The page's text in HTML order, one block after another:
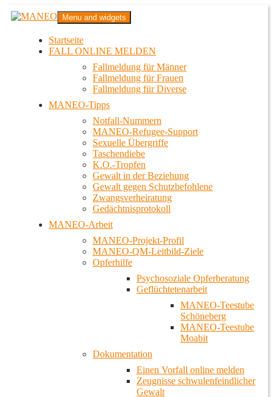
Zum
InhaltMANEO
Das schwule Anti-Gewalt-Projekt in Berlin
Menu and widgets
Startseite
FALL ONLINE MELDEN
Fallmeldung für Männer
Fallmeldung für Frauen
Fallmeldung für Diverse
MANEO-Tipps
Notfall-Nummern
MANEO-Refugee-Support
Sexuelle Übergriffe
Taschendiebe
K.O.-Tropfen
Gewalt in der Beziehung
Gewalt gegen Schutzbefohlene
Zwangsverheiratung
Gedächtnisprotokoll
MANEO-Arbeit
MANEO-Projekt-Profil
MANEO-QM-Leitbild-Ziele
Opferhilfe
Psychosoziale Opferberatung
Geflüchtetenarbeit
MANEO-Teestube
Schöneberg
MANEO-Teestube
Moabit
Dokumentation
Einen Vorfall online melden
Zeugnisse schwulenfeindlicher
Gewalt